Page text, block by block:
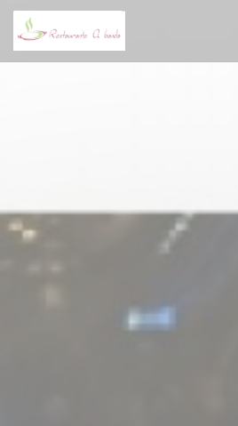
Personalizzazione delle tue scelte sui cookie